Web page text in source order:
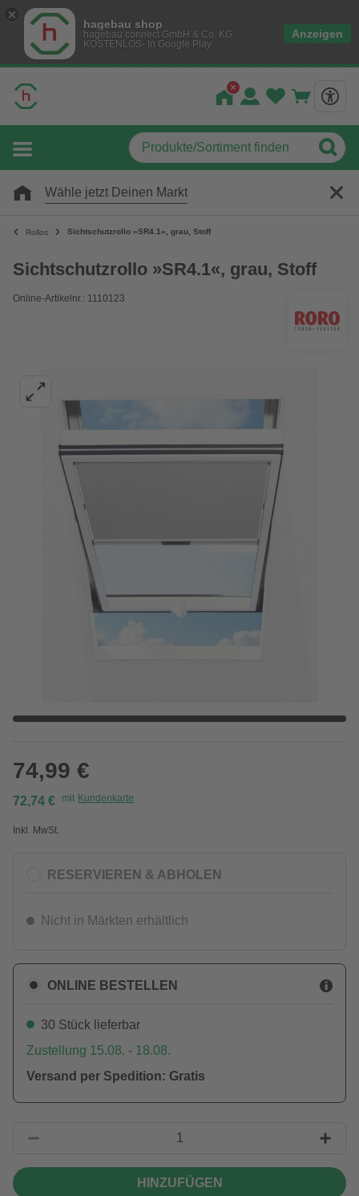
hagebau shop
hagebau connect GmbH & Co. KG
KOSTENLOS- In Google Play
Anzeigen
Wähle jetzt Deinen Markt
Rollos Sichtschutzrollo »SR4.1«, grau, Stoff
Sichtschutzrollo »SR4.1«, grau, Stoff
Online-Artikelnr.: 1110123
74,99 €
72,74 € mit Kundenkarte
Inkl. MwSt.
RESERVIEREN & ABHOLEN
Nicht in Märkten erhältlich
ONLINE BESTELLEN
30 Stück lieferbar
Zustellung 15.08. - 18.08.
Versand per Spedition: Gratis
HINZUFÜGEN